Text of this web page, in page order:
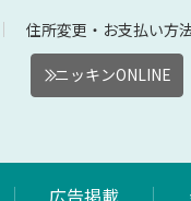
住所変更・お支払い方
ニッキンONLINE
広告掲載